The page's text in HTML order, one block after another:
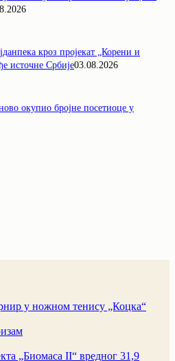
кроз пројекат „Корени и
источне Србије03.08.2026
окупио бројне посетиоце у
у ножном тенису „Коцка“
„Биомаса II“ вредног 31,9